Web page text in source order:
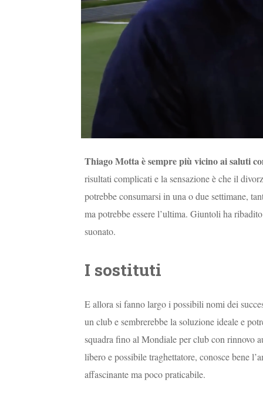
Thiago Motta è sempre più vicino ai saluti
risultati complicati e la sensazione è che il
potrebbe consumarsi in una o due settimane,
ma potrebbe essere l’ultima. Giuntoli ha
suonato.
I sostituti
E allora si fanno largo i possibili nomi dei
un club e sembrerebbe la soluzione ideale e
squadra fino al Mondiale per club con rinnovo
libero e possibile traghettatore, conosce bene
affascinante ma poco praticabile.